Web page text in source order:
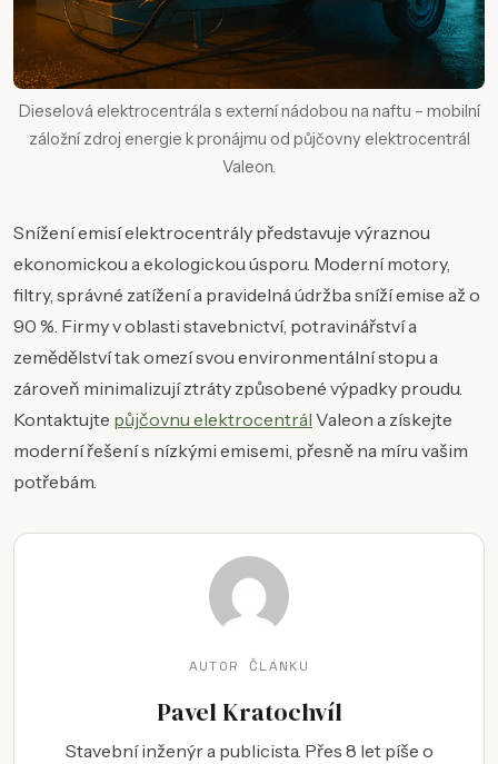
Dieselová elektrocentrála s externí nádobou na naftu – mobilní
záložní zdroj energie k pronájmu od půjčovny elektrocentrál
Valeon.
Snížení emisí elektrocentrály představuje výraznou
ekonomickou a ekologickou úsporu. Moderní motory,
filtry, správné zatížení a pravidelná údržba sníží emise až o
90 %. Firmy v oblasti stavebnictví, potravinářství a
zemědělství tak omezí svou environmentální stopu a
zároveň minimalizují ztráty způsobené výpadky proudu.
Kontaktujte půjčovnu elektrocentrál Valeon a získejte
moderní řešení s nízkými emisemi, přesně na míru vašim
potřebám.
AUTOR ČLÁNKU
Pavel Kratochvíl
Stavební inženýr a publicista. Přes 8 let píše o